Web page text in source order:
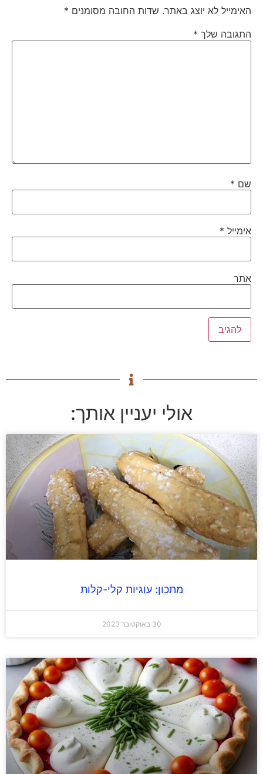
האימייל לא יוצג באתר. שדות החובה מסומנים*
התגובה שלך*
שם*
אימייל*
אתר
אולי יעניין אותך:
מתכון: עוגיות קלי-קלות